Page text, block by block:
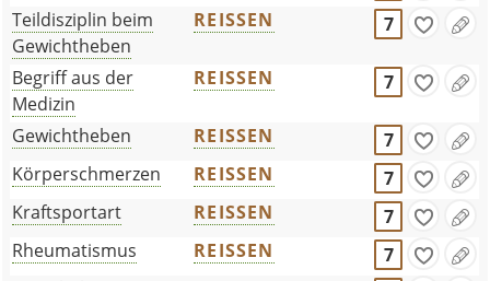
Teildisziplin beim
Gewichtheben
REISSEN 7
Begriff aus der
Medizin
REISSEN 7
Gewichtheben REISSEN
7
Körperschmerzen
REISSEN
7
Kraftsportart
REISSEN
7
Rheumatismus
REISSEN
7